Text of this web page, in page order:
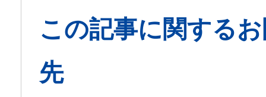
この記事に関する
先